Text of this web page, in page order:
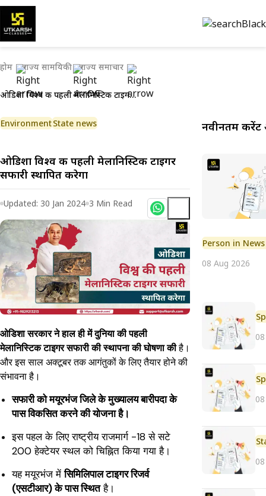
होम राज्य सामयिकी राज्य समाचार
ओडिशा विश्व की पहली मेलानिस्टिक टाइगर सफारी स्थापित करेगा
EnvironmentState news
ओडिशा विश्व की पहली मेलानिस्टिक टाइगर
सफारी स्थापित करेगा
Updated: 30 Jan 2024 3 Min Read
ओडिशा सरकार ने हाल ही में दुनिया की पहली
मेलानिस्टिक टाइगर सफारी की स्थापना की घोषणा कीहै।
और इस साल अक्टूबर तक आगंतुकों के लिए तैयार होने की
संभावना है।
सफारी को मयूरभंज जिले के मुख्यालय बारीपदा के
पास विकसित करने की योजना है।
इस पहल के लिए राष्ट्रीय राजमार्ग -18 से सटे
200 हेक्टेयर स्थल को चिह्नित किया गया है।
यह मयूरभंज मेंसिमिलिपाल टाइगर रिजर्व
(एसटीआर) के पास स्थितहै।
नवीनतम करेंट
Person in News
08 Aug 2026